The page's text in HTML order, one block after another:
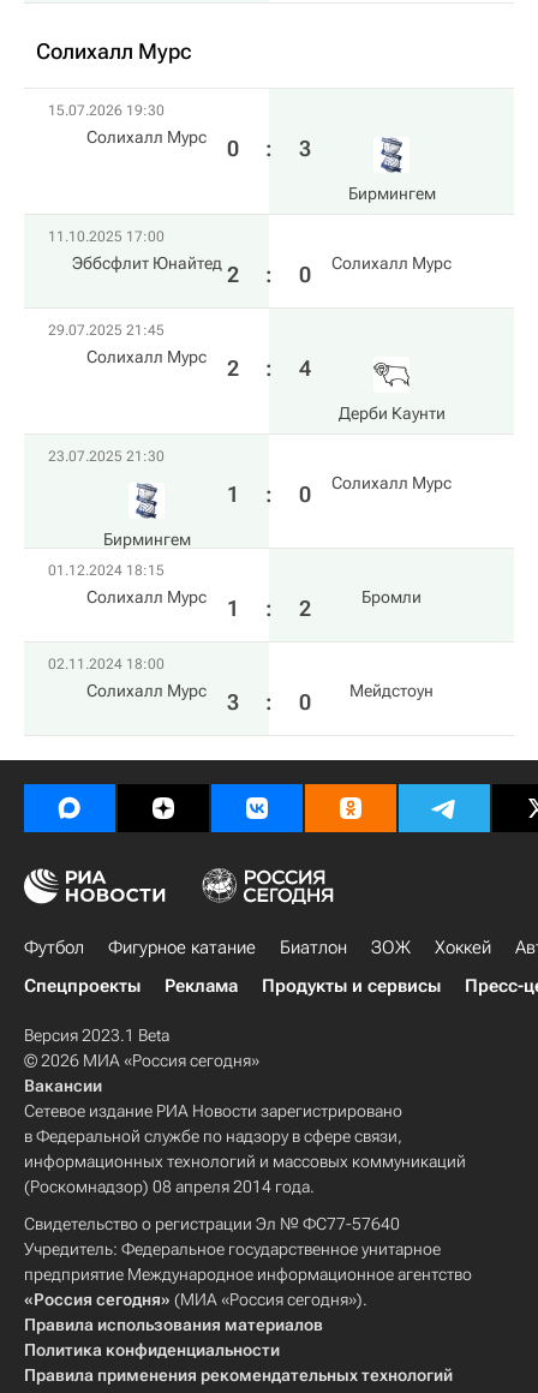
Солихалл Мурс
15.07.2026 19:30
Солихалл Мурс 0 : 3
Бирмингем
11.10.2025 17:00
Эббсфлит Юнайтед 2 : 0 Солихалл Мурс
29.07.2025 21:45
Солихалл Мурс 2 : 4
Дерби Каунти
23.07.2025 21:30
Бирмингем
1 : 0 Солихалл Мурс
01.12.2024 18:15
Солихалл Мурс 1 : 2 Бромли
02.11.2024 18:00
Солихалл Мурс 3 : 0 Мейдстоун
Футбол Фигурное катание Биатлон ЗОЖ Хоккей
Спецпроекты
Реклама Продукты и сервисы Пресс-
Версия 2023.1 Beta
© 2026 МИА «Россия сегодня»
Вакансии
Сетевое издание РИА Новости зарегистрировано
в Федеральной службе по надзору в сфере связи,
информационных технологий и массовых коммуникаций
(Роскомнадзор) 08 апреля 2014 года.
Свидетельство о регистрации Эл № ФС77-57640
Учредитель: Федеральное государственное унитарное
предприятие Международное информационное агентство
«Россия сегодня» (МИА «Россия сегодня»).
Правила использования материалов
Политика конфиденциальности
Правила применения рекомендательных технологий